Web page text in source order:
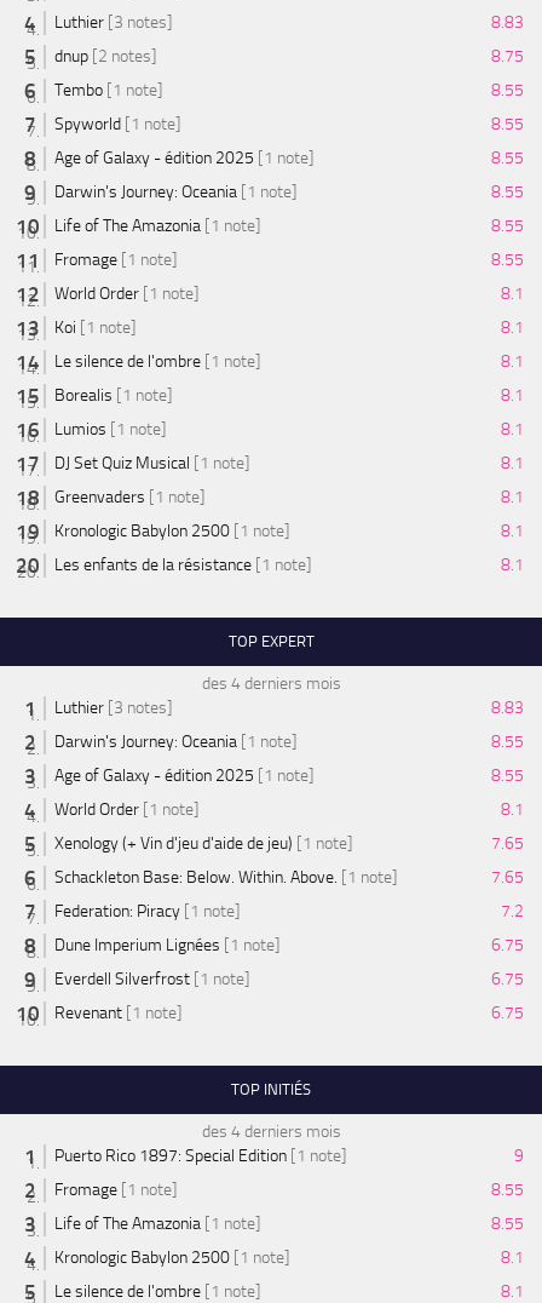
Luthier [3 notes]
8.83
dnup [2 notes]
8.75
Tembo [1 note]
8.55
Spyworld [1 note]
8.55
Age of Galaxy - édition 2025 [1 note]
8.55
Darwin's Journey: Oceania [1 note]
8.55
Life of The Amazonia [1 note]
8.55
Fromage [1 note]
8.55
World Order [1 note]
8.1
Koi [1 note]
8.1
Le silence de l'ombre [1 note]
8.1
Borealis [1 note]
8.1
Lumios [1 note]
8.1
DJ Set Quiz Musical [1 note]
8.1
Greenvaders [1 note]
8.1
Kronologic Babylon 2500 [1 note]
8.1
Les enfants de la résistance [1 note] 8.1
TOP EXPERT
des 4 derniers mois
Luthier [3 notes]
8.83
Darwin's Journey: Oceania [1 note]
8.55
Age of Galaxy - édition 2025 [1 note]
8.55
World Order [1 note]
8.1
Xenology (+ Vin d'jeu d'aide de jeu) [1 note]
7.65
Schackleton Base: Below. Within. Above. [1 note]
7.65
Federation: Piracy [1 note]
7.2
Dune Imperium Lignées [1 note]
6.75
Everdell Silverfrost [1 note]
6.75
Revenant [1 note] 6.75
TOP INITIÉS
des 4 derniers mois
Puerto Rico 1897: Special Edition [1 note]
9
Fromage [1 note]
8.55
Life of The Amazonia [1 note]
8.55
Kronologic Babylon 2500 [1 note]
8.1
Le silence de l'ombre [1 note]
8.1